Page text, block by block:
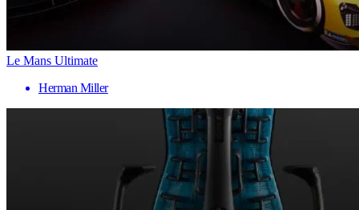
Le Mans Ultimate
Herman Miller